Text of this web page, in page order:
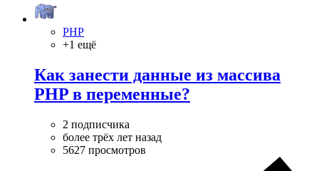
PHP
+1 ещё
Как занести данные из массива
PHP в переменные?
2 подписчика
более трёх лет назад
5627 просмотров